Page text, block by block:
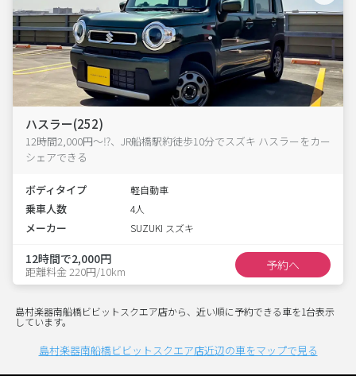
ハスラー(252)
12時間2,000円～⁉、JR船橋駅約徒歩10分でスズキ ハスラーをカー
シェアできる
ボディタイプ 軽自動車
乗車人数 4人
メーカー SUZUKI スズキ
12時間で2,000円
距離料金 220円/10km 予約へ
島村楽器南船橋ビビットスクエア店から、近い順に予約できる車を1台表示
しています。
島村楽器南船橋ビビットスクエア店近辺の車をマップで見る